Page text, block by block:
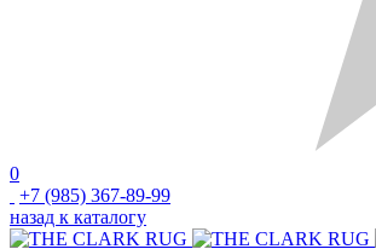
0
+7 (985) 367-89-99
назад к каталогу